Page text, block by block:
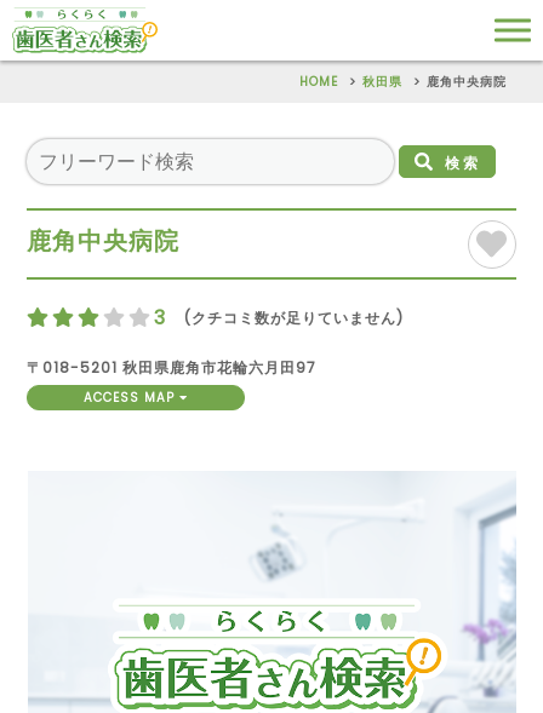
HOME 秋田県 鹿角中央病院
検索
鹿角中央病院
3 (クチコミ数が足りていません)
〒018-5201 秋田県鹿角市花輪六月田97
ACCESS MAP